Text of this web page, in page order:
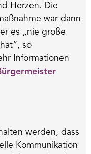
Herzen. Die
war dann
es „nie große
so
Informationen
werden, dass
Kommunikation